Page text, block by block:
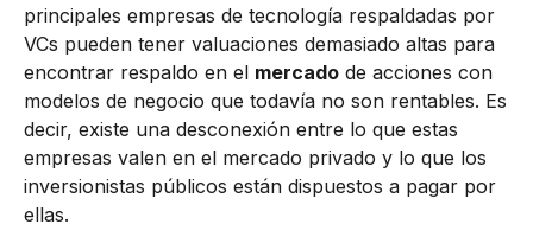
principales empresas de tecnología respaldadas por
VCs pueden tener valuaciones demasiado altas para
encontrar respaldo en el mercado de acciones con
modelos de negocio que todavía no son rentables. Es
decir, existe una desconexión entre lo que estas
empresas valen en el mercado privado y lo que los
inversionistas públicos están dispuestos a pagar por
ellas.